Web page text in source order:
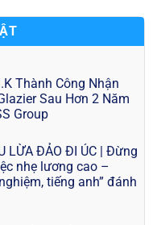
Thành Công Nhận
Sau Hơn 2 Năm
Group
LỪA ĐẢO ĐI ÚC | Đừng
nhẹ lương cao –
tiếng anh” đánh